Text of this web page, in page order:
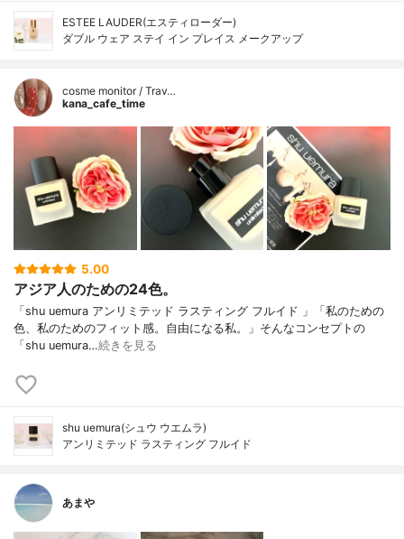
ESTEE LAUDER(エスティローダー)
ダブル ウェア ステイ イン プレイス メークアップ
cosme monitor / Trav…
kana_cafe_time
5.00
アジア人のための24色。
「shu uemura アンリミテッド ラスティング フルイド 」「私のための
色、私のためのフィット感。自由になる私。」そんなコンセプトの
「shu uemura…続きを見る
shu uemura(シュウ ウエムラ)
アンリミテッド ラスティング フルイド
あまや